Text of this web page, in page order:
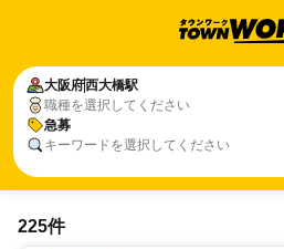
大阪府西大橋駅
職種を選択してください
急募
キーワードを選択してください
225件